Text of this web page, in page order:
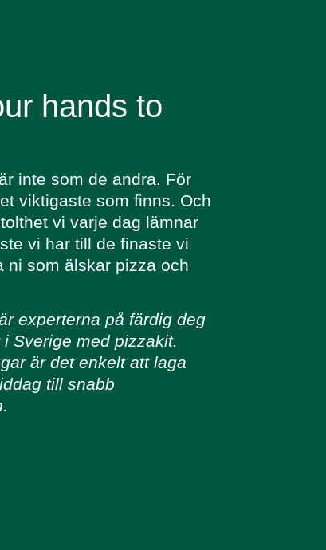
hands to
inte som de andra. För
viktigaste som finns. Och
vi varje dag lämnar
vi har till de finaste vi
ni som älskar pizza och
experterna på färdig deg
Sverige med pizzakit.
är det enkelt att laga
till snabb